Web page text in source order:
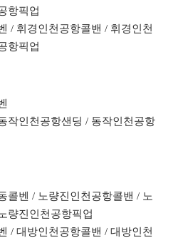
항픽업
/ 휘경인천공항콜밴 / 휘경인천
항픽업
작인천공항샌딩 / 동작인천공항
콜벤 / 노량진인천공항콜밴 / 노
량진인천공항픽업
/ 대방인천공항콜밴 / 대방인천